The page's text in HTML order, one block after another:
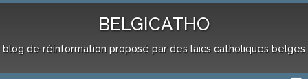
BELGICATHO
blog de réinformation proposé par des laïcs catholiques belges